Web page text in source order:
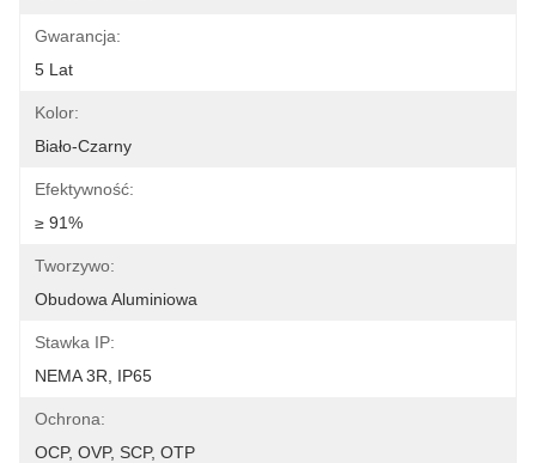
Gwarancja:
5 Lat
Kolor:
Biało-Czarny
Efektywność:
≥ 91%
Tworzywo:
Obudowa Aluminiowa
Stawka IP:
NEMA 3R, IP65
Ochrona:
OCP, OVP, SCP, OTP